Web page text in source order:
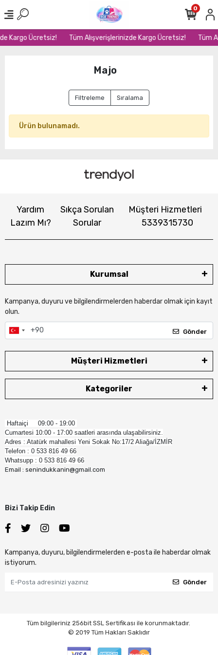
Kargo Ücretsiz! Tüm Alışverişlerinizde Kargo Ücretsiz! Tüm
0
Majo
Filtreleme Sıralama
Ürün bulunamadı.
Yardım
Lazım Mı?
Sıkça Sorulan
Sorular
Müşteri Hizmetleri
5339315730
Kurumsal
Kampanya, duyuru ve bilgilendirmelerden haberdar olmak için kayıt
olun.
Gönder
Müşteri Hizmetleri
Kategoriler
Haftaiçi 09:00 - 19:00
Cumartesi 10:00 - 17:00 saatleri arasında ulaşabilirsiniz.
Adres : Atatürk mahallesi Yeni Sokak No:17/2 Aliağa/İZMİR
Telefon : 0 533 816 49 66
Whatsupp : 0 533 816 49 66
Email : senindukkanin@gmail.com
Bizi Takip Edin
Kampanya, duyuru, bilgilendirmelerden e-posta ile haberdar olmak
istiyorum.
Gönder
Tüm bilgileriniz 256bit SSL Sertifikası ile korunmaktadır.
© 2019 Tüm Hakları Saklıdır